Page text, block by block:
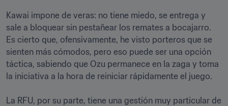
Kawai impone de veras: no tiene miedo, se entrega y
sale a bloquear sin pestañear los remates a bocajarro.
Es cierto que, ofensivamente, he visto porteros que se
sienten más cómodos, pero eso puede ser una opción
táctica, sabiendo que Ozu permanece en la zaga y toma
la iniciativa a la hora de reiniciar rápidamente el juego.
La RFU, por su parte, tiene una gestión muy particular de